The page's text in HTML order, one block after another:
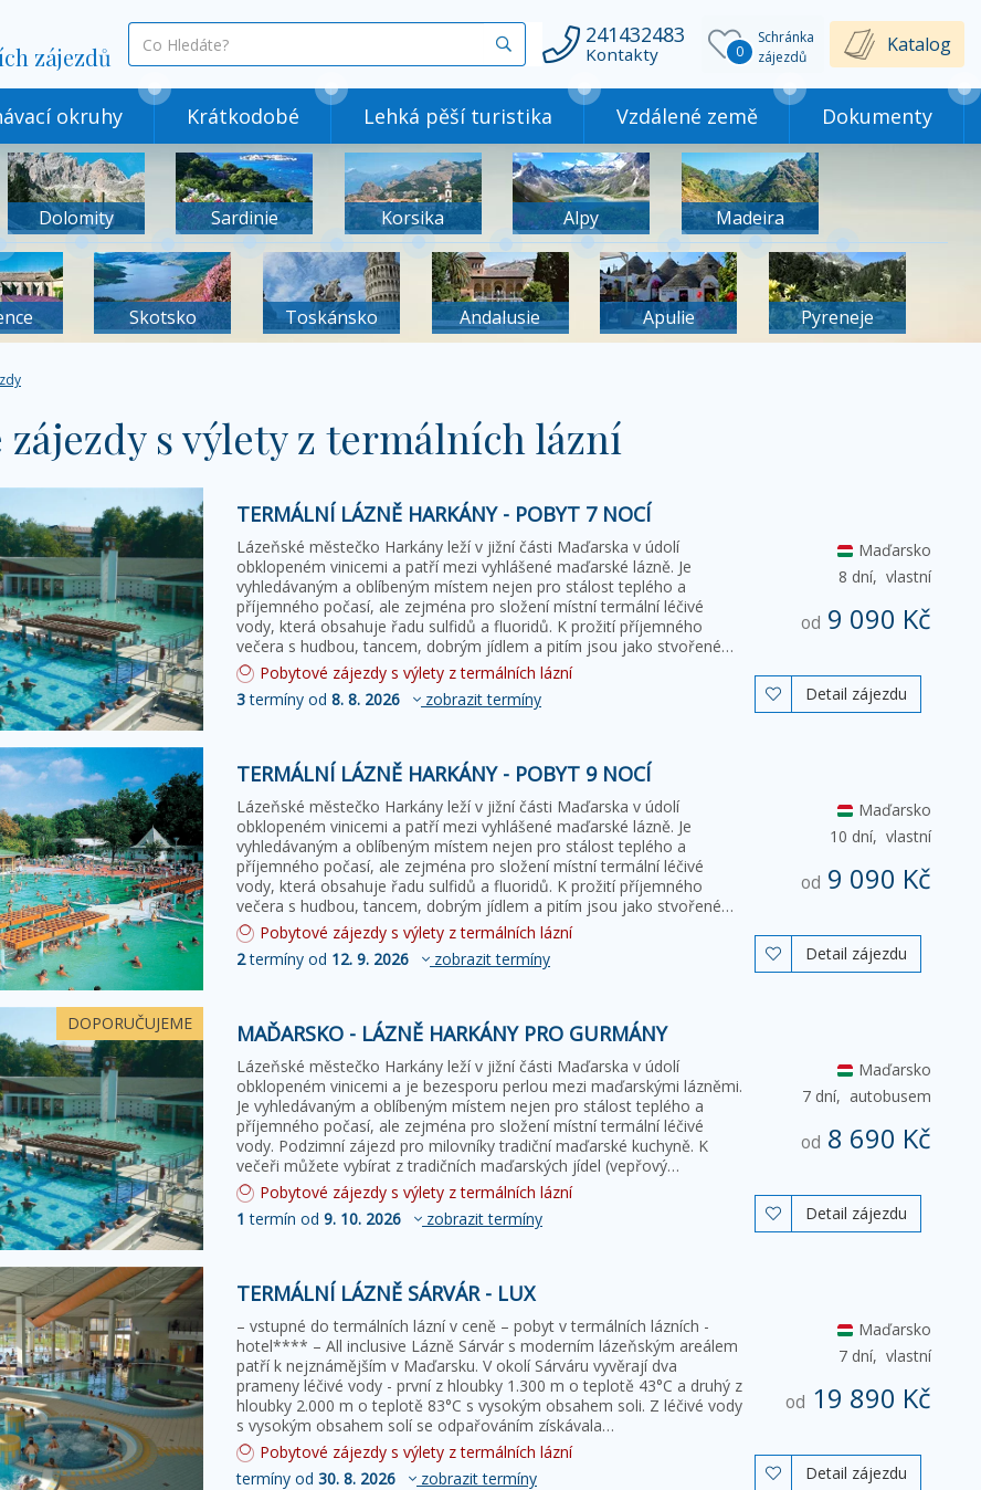
zájezdů
co
hledáte
Vyhledat 241432483
Kontakty
Schránka
zájezdů
0 Katalog
okruhy Krátkodobé Lehká pěší turistika Vzdálené země Dokumenty
Dolomity Sardinie Korsika Alpy Madeira
Skotsko Toskánsko Andalusie Apulie Pyreneje
zájezdy s výlety z termálních lázní
TERMÁLNÍ LÁZNĚ HARKÁNY - POBYT 7 NOCÍ
Lázeňské městečko Harkány leží v jižní části Maďarska v údolí
obklopeném vinicemi a patří mezi vyhlášené maďarské lázně. Je
vyhledávaným a oblíbeným místem nejen pro stálost teplého a
příjemného počasí, ale zejména pro složení místní termální léčivé
vody, která obsahuje řadu sulfidů a fluoridů. K prožití příjemného
večera s hudbou, tancem, dobrým jídlem a pitím jsou jako stvořené…
Maďarsko
8 dní, vlastní
od 9 090 Kč
Pobytové zájezdy s výlety z termálních lázní
3termíny od 8. 8. 2026 zobrazit termíny  Detail zájezdu
TERMÁLNÍ LÁZNĚ HARKÁNY - POBYT 9 NOCÍ
Lázeňské městečko Harkány leží v jižní části Maďarska v údolí
obklopeném vinicemi a patří mezi vyhlášené maďarské lázně. Je
vyhledávaným a oblíbeným místem nejen pro stálost teplého a
příjemného počasí, ale zejména pro složení místní termální léčivé
vody, která obsahuje řadu sulfidů a fluoridů. K prožití příjemného
večera s hudbou, tancem, dobrým jídlem a pitím jsou jako stvořené…
Maďarsko
10 dní, vlastní
od 9 090 Kč
Pobytové zájezdy s výlety z termálních lázní
2termíny od 12. 9. 2026 zobrazit termíny  Detail zájezdu
DOPORUČUJEME MAĎARSKO - LÁZNĚ HARKÁNY PRO GURMÁNY
Lázeňské městečko Harkány leží v jižní části Maďarska v údolí
obklopeném vinicemi a je bezesporu perlou mezi maďarskými lázněmi.
Je vyhledávaným a oblíbeným místem nejen pro stálost teplého a
příjemného počasí, ale zejména pro složení místní termální léčivé
vody. Podzimní zájezd pro milovníky tradiční maďarské kuchyně. K
večeři můžete vybírat z tradičních maďarských jídel (vepřový…
Maďarsko
7 dní, autobusem
od 8 690 Kč
Pobytové zájezdy s výlety z termálních lázní
1 termín od 9. 10. 2026 zobrazit termíny  Detail zájezdu
TERMÁLNÍ LÁZNĚ SÁRVÁR - LUX
– vstupné do termálních lázní v ceně – pobyt v termálních lázních -
hotel**** – All inclusive Lázně Sárvár s moderním lázeňským areálem
patří k nejznámějším v Maďarsku. V okolí Sárváru vyvěrají dva
prameny léčivé vody - první z hloubky 1.300 m o teplotě 43°C a druhý z
hloubky 2.000 m o teplotě 83°C s vysokým obsahem soli. Z léčivé vody
s vysokým obsahem solí se odpařováním získávala…
Maďarsko
7 dní, vlastní
od 19 890 Kč
Pobytové zájezdy s výlety z termálních lázní
termíny od 30. 8. 2026 zobrazit termíny  Detail zájezdu